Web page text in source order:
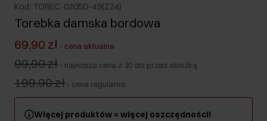
Kod: TOREC-0205D-49(Z24)
Torebka damska bordowa
69,90 zł - cena aktualna
99,90 zł - najniższa cena z 30 dni przed obniżką
199,90 zł - cena regularna
Więcej produktów = więcej oszczędności!